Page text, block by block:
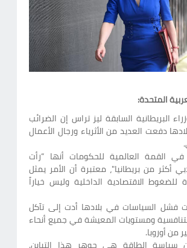
المتحدة:
البريطانية السابقة ليز تراس إن الضرائب
دفعت العديد من الأثرياء ورجال الأعمال
القمة العالمية للحكومات أنها “رأت
أكثر من بريطانيا"، معتبرة أن الأمر يمثل
للضغوط الاقتصادية الداخلية وليس خياراً
فشل السياسات في بلادها أدت إلى تآكل
ومستويات المعيشة في جميع أنحاء
من أوروبا.